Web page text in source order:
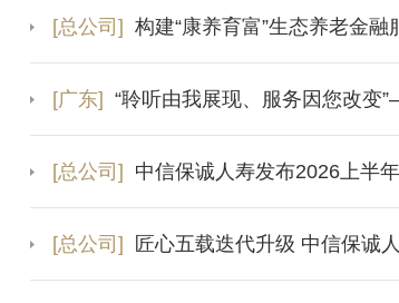
[总公司] 构建“康养育富”生态养老金融
[广东] “聆听由我展现、服务因您改
[总公司] 中信保诚人寿发布2026上半
[总公司] 匠心五载迭代升级 中信保诚